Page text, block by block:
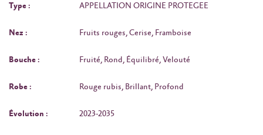
Type : APPELLATION ORIGINE PROTEGEE
Nez : Fruits rouges, Cerise, Framboise
Bouche : Fruité, Rond, Équilibré, Velouté
Robe : Rouge rubis, Brillant, Profond
Évolution : 2023-2035